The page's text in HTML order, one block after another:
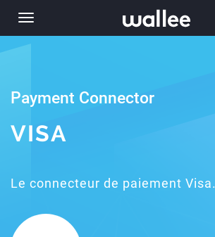
Toggle
navigation
Payment Connector
VISA
Le connecteur de paiement Visa.